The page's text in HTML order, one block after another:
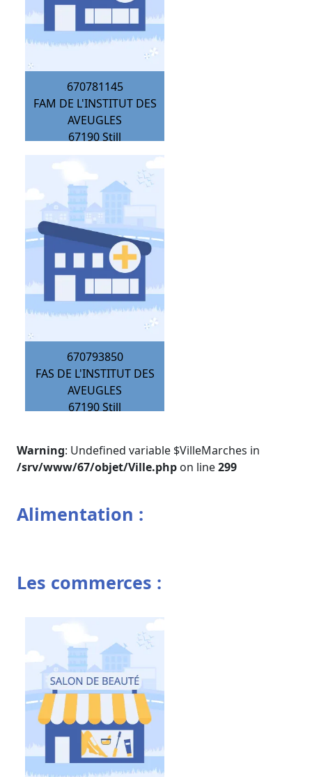
670781145
FAM DE L'INSTITUT DES
AVEUGLES
67190Still
670793850
FAS DE L'INSTITUT DES
AVEUGLES
67190Still
Warning: Undefined variable $VilleMarches in
/srv/www/67/objet/Ville.php on line299
Alimentation :
Les commerces :